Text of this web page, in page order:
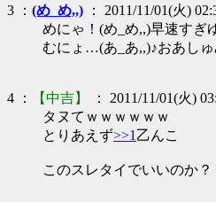
3 ： (め_め,,) ： 2011/11/01(火)
めにゃ！(め_め,,)早速すぎ
むにょ…(あ_あ,,)♪おあしゅ
4 ： 【中吉】
： 2011/11/01(火)
タヌてｗｗｗｗｗｗ
とりあえず>>1 乙んこ
このスレタイでいいのか？